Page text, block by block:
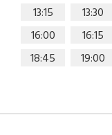
13:15
13:30
16:00
16:15
18:45
19:00